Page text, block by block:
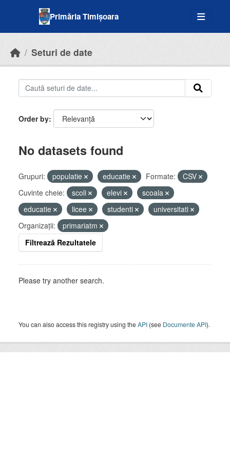
Primăria Timișoara
Seturi de date
Order by
No datasets found
Grupuri: populatie educatie Formate:
CSV
Cuvinte cheie:
scoli elevi
scoala
educatie
licee studenti
universitati
Organizații:
primariatm
Filtrează Rezultatele
Please try another search.
You can also access this registry using theAPI (see Documente API).